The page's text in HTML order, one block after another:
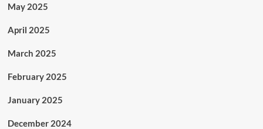
May 2025
April 2025
March 2025
February 2025
January 2025
December 2024